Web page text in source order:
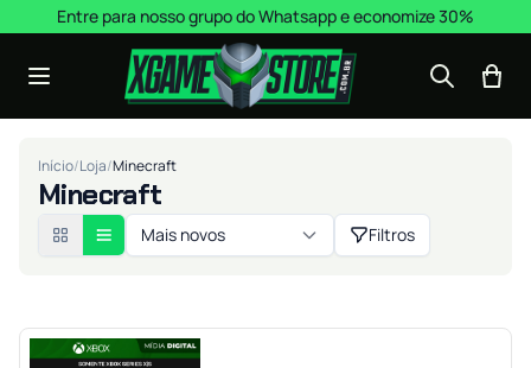
Pular para o conteúdo
Entre para nosso grupo do Whatsapp e economize 30%
Início/Loja/Minecraft
Minecraft
Mais novos Filtros